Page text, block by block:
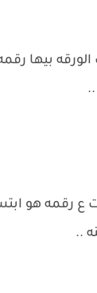
بيها
ع رقمه هو
..